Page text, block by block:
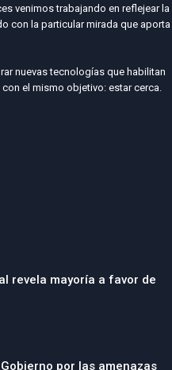
venimos trabajando en reflejear la
con la particular mirada que aporta
nuevas tecnologías que habilitan
el mismo objetivo: estar cerca.
revela mayoría a favor de
por las amenazas